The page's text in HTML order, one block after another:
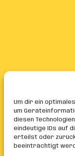
Um dir ein
um
diesen
eindeutige IDs auf
erteilst oder
beeinträchtigt